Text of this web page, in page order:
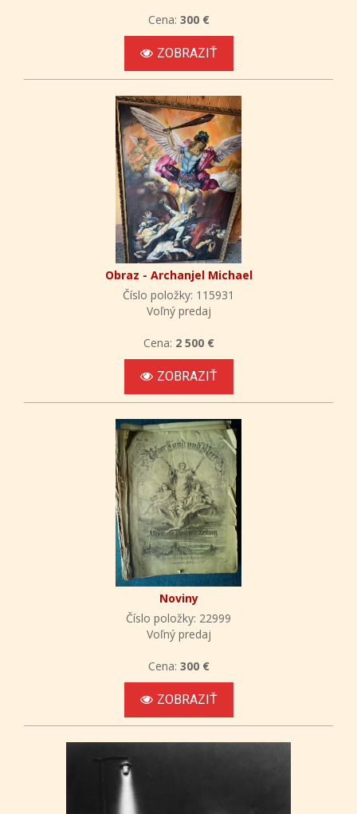
Cena: 300 €
ZOBRAZIŤ
Obraz - Archanjel Michael
Číslo položky: 115931
Voľný predaj
Cena: 2 500 €
ZOBRAZIŤ
Noviny
Číslo položky: 22999
Voľný predaj
Cena: 300 €
ZOBRAZIŤ